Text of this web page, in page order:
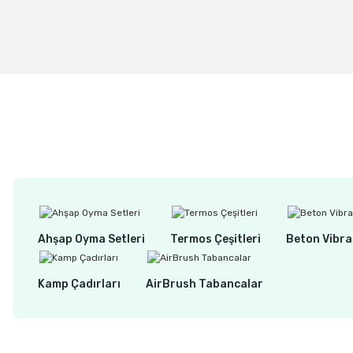
Ahşap Oyma Setleri Termos Çeşitleri Beton
Kamp Çadırları AirBrush Tabancalar